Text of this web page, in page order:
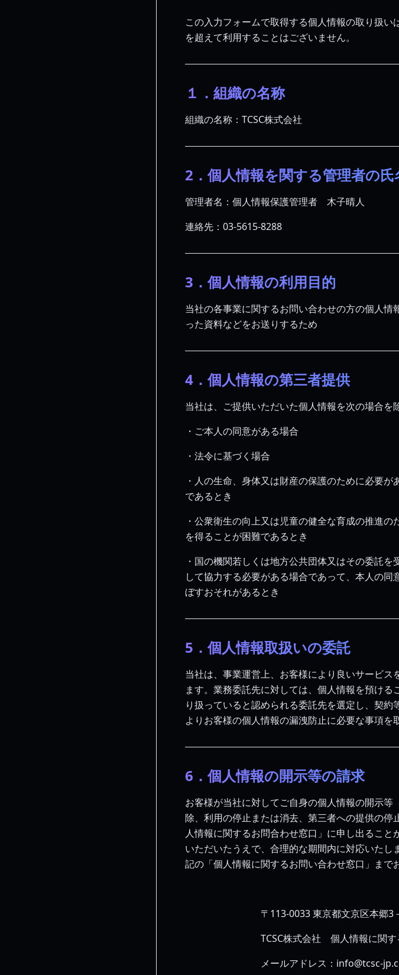
この入力フォームで取得する個人情報の取り扱
を超えて利用することはございません。
１．組織の名称
組織の名称：TCSC株式会社
2．個人情報を関する管理者の
管理者名：個人情報保護管理者　木子晴人
連絡先：03-5615-8288
3．個人情報の利用目的
当社の各事業に関するお問い合わせの方の個人
った資料などをお送りするため
4．個人情報の第三者提供
当社は、ご提供いただいた個人情報を次の場合を
・ご本人の同意がある場合
・法令に基づく場合
・人の生命、身体又は財産の保護のために必要
であるとき
・公衆衛生の向上又は児童の健全な育成の推進
を得ることが困難であるとき
・国の機関若しくは地方公共団体又はその委託
して協力する必要がある場合であって、本人の
ぼすおそれがあるとき
5．個人情報取扱いの委託
当社は、事業運営上、お客様により良いサービ
ます。業務委託先に対しては、個人情報を預け
り扱っていると認められる委託先を選定し、契
よりお客様の個人情報の漏洩防止に必要な事項を
6．個人情報の開示等の請求
お客様が当社に対してご自身の個人情報の開示
除、利用の停止または消去、第三者への提供の
人情報に関するお問合わせ窓口」に申し出るこ
いただいたうえで、合理的な期間内に対応いた
記の「個人情報に関するお問い合わせ窓口」まで
〒113-0033 東京都文京区本郷3－40
TCSC株式会社　個人情報に関する
メールアドレス：info@tcsc-